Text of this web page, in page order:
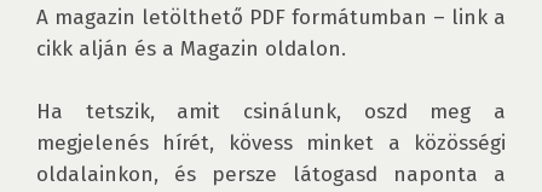
A magazin letölthető PDF formátumban – link a
cikk alján és a Magazin oldalon.
Ha tetszik, amit csinálunk, oszd meg a
megjelenés hírét, kövess minket a közösségi
oldalainkon, és persze látogasd naponta a